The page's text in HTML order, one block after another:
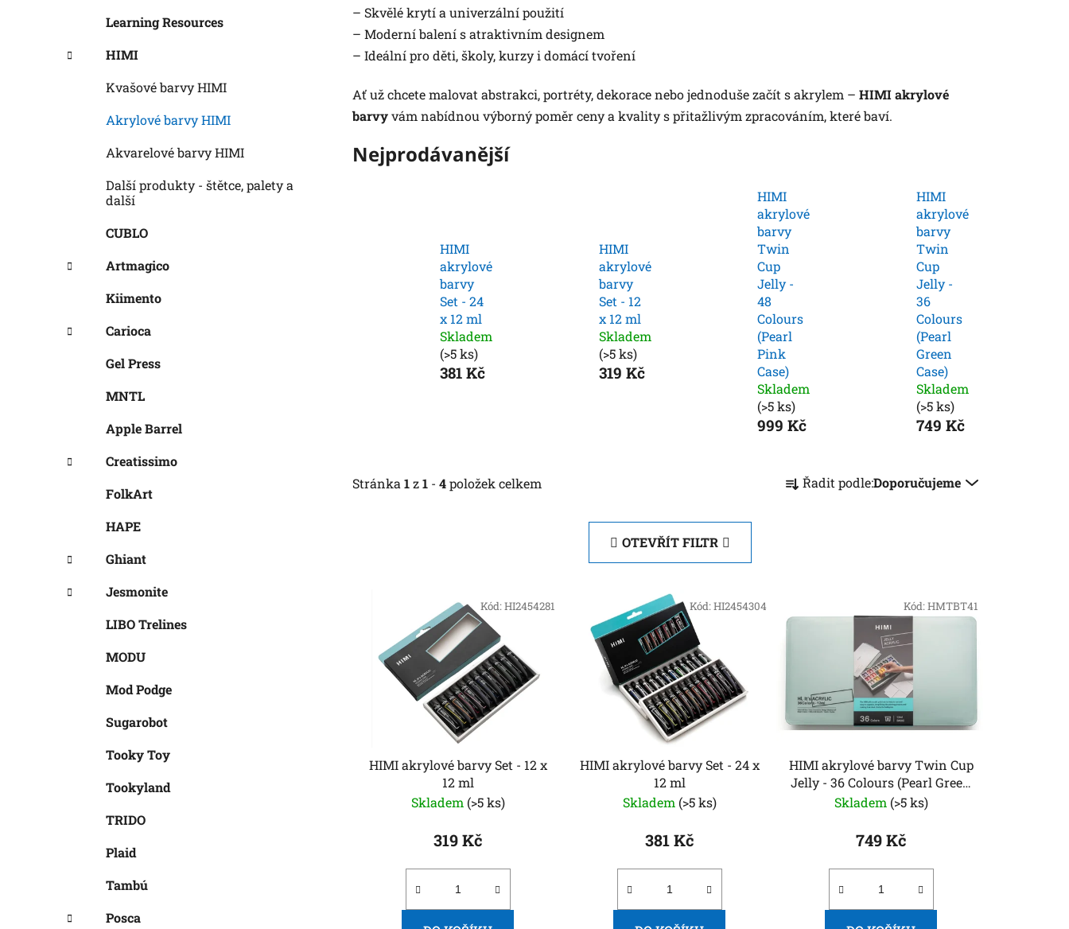
Learning Resources
HIMI
Kvašové barvy HIMI
Akrylové barvy HIMI
Akvarelové barvy HIMI
Další produkty - štětce, palety a
další
CUBLO
Artmagico
Kiimento
Carioca
Gel Press
MNTL
Apple Barrel
Creatissimo
FolkArt
HAPE
Ghiant
Jesmonite
LIBO Trelines
MODU
Mod Podge
Sugarobot
Tooky Toy
Tookyland
TRIDO
Plaid
Tambú
Posca
– Skvělé krytí a univerzální použití
– Moderní balení s atraktivním designem
– Ideální pro děti, školy, kurzy i domácí tvoření
Ať už chcete malovat abstrakci, portréty, dekorace nebo jednoduše začít s akrylem – HIMI akrylové
barvyvám nabídnou výborný poměr ceny a kvality s přitažlivým zpracováním, které baví.
Nejprodávanější
HIMI
akrylové
barvy
Set - 24
x 12 ml
Skladem
(>5 ks)
381 Kč
HIMI
akrylové
barvy
Set - 12
x 12 ml
Skladem
(>5 ks)
319 Kč
HIMI
akrylové
barvy
Twin
Cup
Jelly -
48
Colours
(Pearl
Pink
Case)
Skladem
(>5 ks)
999 Kč
HIMI
akrylové
barvy
Twin
Cup
Jelly -
36
Colours
(Pearl
Green
Case)
Skladem
(>5 ks)
749 Kč
Stránka 1z1 - 4položek celkem a
r
o
t
Řadit podle:Doporučujeme
OTEVŘÍT FILTR
HIMI akrylové barvy Set - 12 x
12 ml
Skladem (>5 ks)
319 Kč
Kód:HI2454281
HIMI akrylové barvy Set - 24 x
12 ml
Skladem (>5 ks)
381 Kč
Kód:HI2454304
HIMI akrylové barvy Twin Cup
Jelly - 36 Colours (Pearl Green
Case)
Skladem (>5 ks)
749 Kč
Kód:HMTBT41